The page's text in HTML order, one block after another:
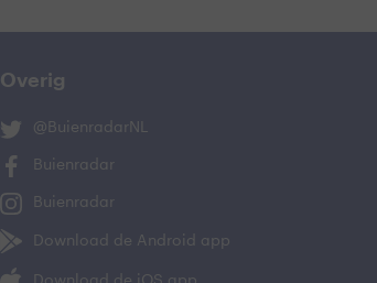
Overig
@BuienradarNL
Buienradar
Buienradar
Download de Android app